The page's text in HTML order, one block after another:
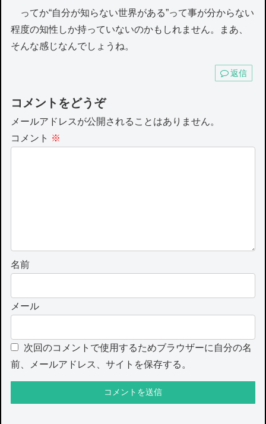
ってか“自分が知らない世界がある”って事が分からない
程度の知性しか持っていないのかもしれません。まあ、
そんな感じなんでしょうね。
返信
コメントをどうぞ
メールアドレスが公開されることはありません。
コメント ※
名前
メール
次回のコメントで使用するためブラウザーに自分の名
前、メールアドレス、サイトを保存する。